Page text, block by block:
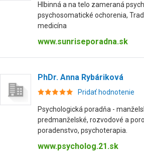
Hlbinná a na telo zameraná
psychosomatické ochorenia,
medicína
www.sunriseporadna.sk
PhDr. Anna Rybáriková
Pridať hodnotenie
Psychologická poradňa -
predmanželské, rozvodové a
poradenstvo, psychoterapia.
www.psycholog.21.sk